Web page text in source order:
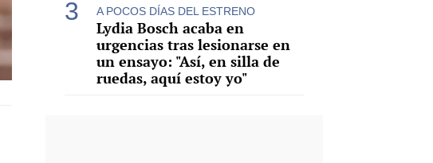
A POCOS DÍAS DEL ESTRENO
Lydia Bosch acaba en
urgencias tras lesionarse en
un ensayo: "Así, en silla de
ruedas, aquí estoy yo"